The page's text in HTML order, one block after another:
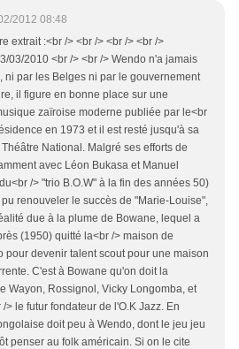
2012 08:48
extrait :<br /> <br /> <br /> <br />
03/2010 <br /> <br /> Wendo n'a jamais
ni par les Belges ni par le gouvernement
il figure en bonne place sur une
zaïroise moderne publiée par le<br
en 1973 et il est resté jusqu'à sa
National. Malgré ses efforts de
avec Léon Bukasa et Manuel
/> "trio B.O.W" à la fin des années 50)
renouveler le succès de "Marie-Louise",
due à la plume de Bowane, lequel a
(1950) quitté la<br /> maison de
pour devenir talent scout pour une maison
C'est à Bowane qu'on doit la
Wayon, Rossignol, Vicky Longomba, et
> le futur fondateur de l'O.K Jazz. En
doit peu à Wendo, dont le jeu jeu
penser au folk américain. Si on le cite